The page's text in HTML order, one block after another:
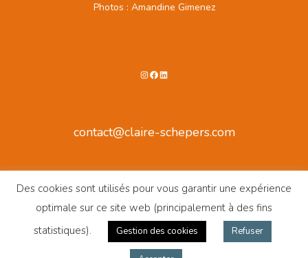
Photos : Amandine Gimenez
Instagram
Facebook
LinkedIn
contact@claire-schepers.com
Des cookies sont utilisés pour vous garantir une expérience
optimale sur ce site web (principalement à des fins
statistiques).
Gestion des cookies Refuser